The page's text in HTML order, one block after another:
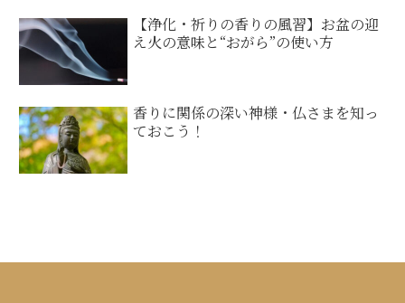
【浄化・祈りの香りの風習】お盆の迎
え火の意味と“おがら”の使い方
香りに関係の深い神様・仏さまを知っ
ておこう！